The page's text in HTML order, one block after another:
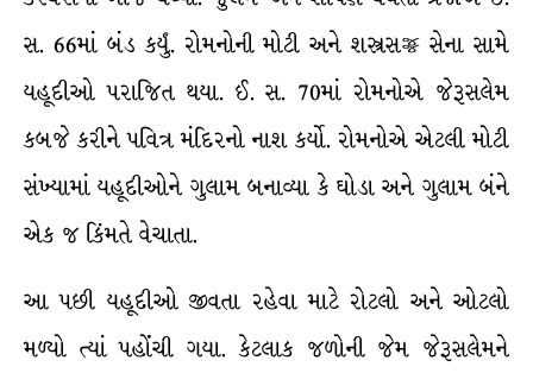
સ. 66માં બંડ કર્યું. રોમનોની મોટી અને શસ્ત્રસજ્જ સેના સામે
યહૂદીઓ પરાજિત થયા. ઈ. સ. 70માં રોમનોએ જેરૂસલેમ
કબજે કરીને પવિત્ર મંદિરનો નાશ કર્યો. રોમનોએ એટલી મોટી
સંખ્યામાં યહૂદીઓને ગુલામ બનાવ્યા કે ઘોડા અને ગુલામ બંને
એક જ કિંમતે વેચાતા.
આ પછી યહૂદીઓ જીવતા રહેવા માટે રોટલો અને ઓટલો
મળ્યો ત્યાં પહોંચી ગયા. કેટલાક જળોની જેમ જેરૂસલેમને